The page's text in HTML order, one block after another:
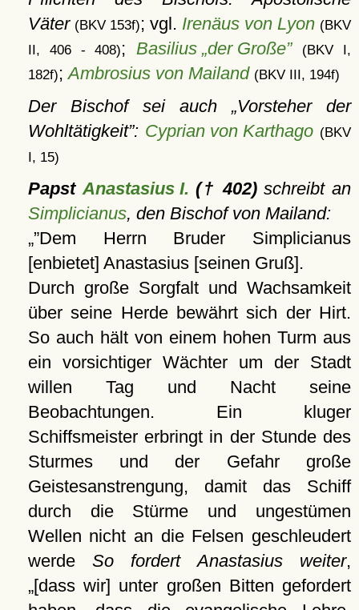
Väter (BKV 153f); vgl. Irenäus von Lyon (BKV
II, 406 - 408);Basilius „der Große”
(BKV I,
182f);Ambrosius von Mailand (BKV III, 194f)
Der Bischof sei auch
Vorsteher der
Wohltätigkeit : Cyprian von Karthago (BKV
I, 15)
PapstAnastasius I. († 402)schreibt an
Simplicianus, den Bischof von Mailand:
Dem Herrn Bruder Simplicianus
[enbietet] Anastasius [seinen Gruß].
Durch große Sorgfalt und Wachsamkeit
über seine Herde bewährt sich der Hirt.
So auch hält von einem hohen Turm aus
ein vorsichtiger Wächter um der Stadt
willen Tag und Nacht seine
Beobachtungen. Ein kluger
Schiffsmeister erbringt in der Stunde des
Sturmes und der Gefahr große
Geistesanstrengung, damit das Schiff
durch die Stürme und ungestümen
Wellen nicht an die Felsen geschleudert
werdeSo fordert Anastasius weiter,
[dass wir] unter großen Bitten gefordert